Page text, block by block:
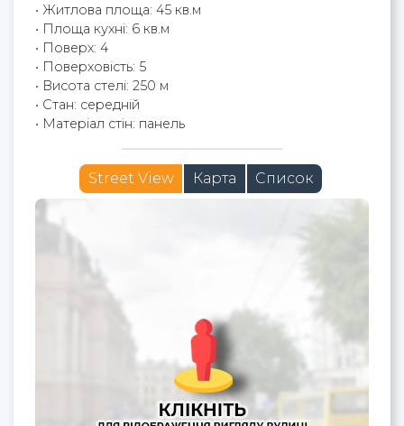
• Житлова площа: 45 кв.м
• Площа кухні: 6 кв.м
• Поверх: 4
• Поверховість: 5
• Висота стелі: 250 м
• Стан: середній
• Матеріал стін: панель
Street View Карта Список